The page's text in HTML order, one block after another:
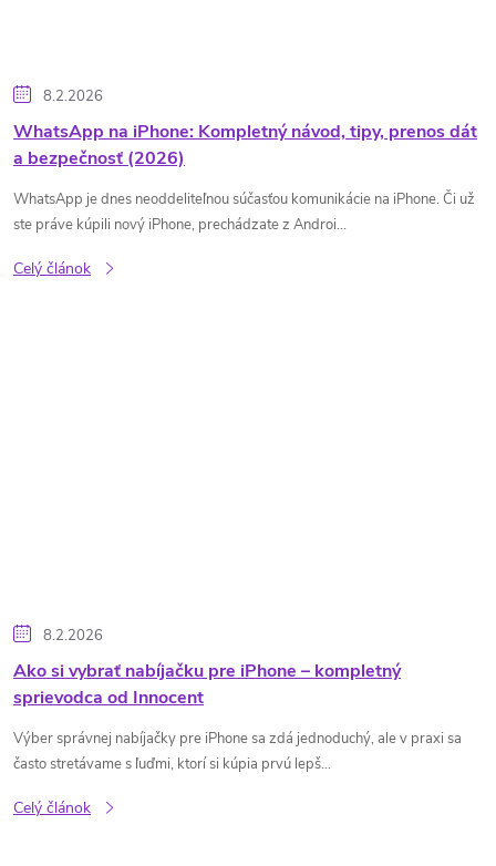
8.2.2026
WhatsApp na iPhone: Kompletný návod, tipy, prenos dát
a bezpečnosť (2026)
WhatsApp je dnes neoddeliteľnou súčasťou komunikácie na iPhone. Či už
ste práve kúpili nový iPhone, prechádzate z Androi...
Celý článok
8.2.2026
Ako si vybrať nabíjačku pre iPhone – kompletný
sprievodca od Innocent
Výber správnej nabíjačky pre iPhone sa zdá jednoduchý, ale v praxi sa
často stretávame s ľuďmi, ktorí si kúpia prvú lepš...
Celý článok